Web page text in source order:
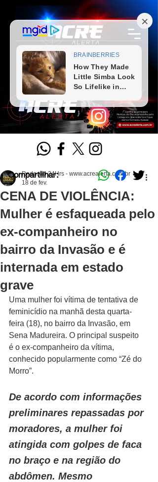
CENA DE VIOLÊNCIA:
Mulher é esfaqueada pelo
ex-companheiro no
bairro da Invasão e é
internada em estado
grave
Redação 24Hrs - www.acrealerta.com.br
18 de fev.
Uma mulher foi vítima de tentativa de
feminicídio na manhã desta quarta-
feira (18), no bairro da Invasão, em
Sena Madureira. O principal suspeito
é o ex-companheiro da vítima,
conhecido popularmente como “Zé do
Morro”.
De acordo com informações
preliminares repassadas por
moradores, a mulher foi
atingida com golpes de faca
no braço e na região do
abdômen. Mesmo
Compartilhar: